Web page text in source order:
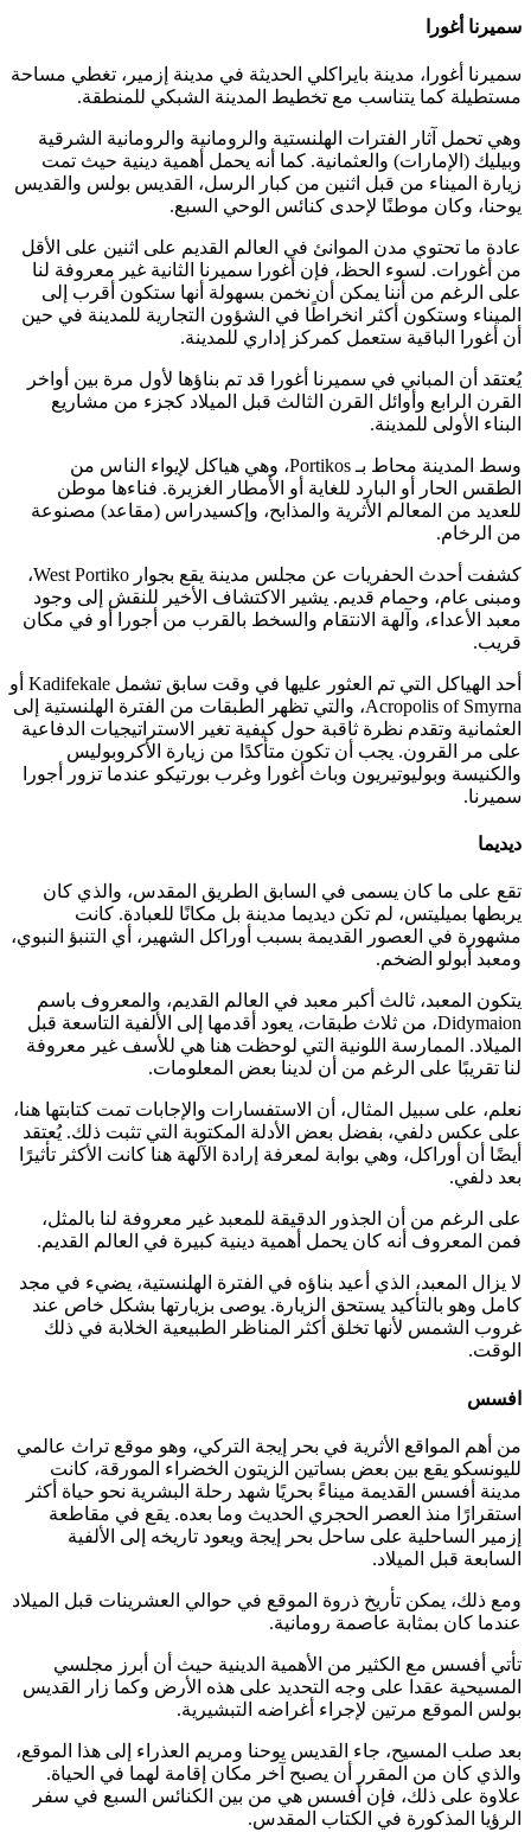
سميرنا أغورا
سميرنا أغورا، مدينة بايراكلي الحديثة في مدينة إزمير، تغطي مساحة
مستطيلة كما يتناسب مع تخطيط المدينة الشبكي للمنطقة.
وهي تحمل آثار الفترات الهلنستية والرومانية والرومانية الشرقية
وبيليك (الإمارات) والعثمانية. كما أنه يحمل أهمية دينية حيث تمت
زيارة الميناء من قبل اثنين من كبار الرسل، القديس بولس والقديس
يوحنا، وكان موطنًا لإحدى كنائس الوحي السبع.
عادة ما تحتوي مدن الموانئ في العالم القديم على اثنين على الأقل
من أغورات. لسوء الحظ، فإن أغورا سميرنا الثانية غير معروفة لنا
على الرغم من أننا يمكن أن نخمن بسهولة أنها ستكون أقرب إلى
الميناء وستكون أكثر انخراطًا في الشؤون التجارية للمدينة في حين
أن أغورا الباقية ستعمل كمركز إداري للمدينة.
يُعتقد أن المباني في سميرنا أغورا قد تم بناؤها لأول مرة بين أواخر
القرن الرابع وأوائل القرن الثالث قبل الميلاد كجزء من مشاريع
البناء الأولى للمدينة.
وسط المدينة محاط بـ Portikos، وهي هياكل لإيواء الناس من
الطقس الحار أو البارد للغاية أو الأمطار الغزيرة. فناءها موطن
للعديد من المعالم الأثرية والمذابح، وإكسيدراس (مقاعد) مصنوعة
من الرخام.
كشفت أحدث الحفريات عن مجلس مدينة يقع بجوار West Portiko،
ومبنى عام، وحمام قديم. يشير الاكتشاف الأخير للنقش إلى وجود
معبد الأعداء، وآلهة الانتقام والسخط بالقرب من أجورا أو في مكان
قريب.
أحد الهياكل التي تم العثور عليها في وقت سابق تشمل Kadifekale أو
Acropolis of Smyrna، والتي تظهر الطبقات من الفترة الهلنستية إلى
العثمانية وتقدم نظرة ثاقبة حول كيفية تغير الاستراتيجيات الدفاعية
على مر القرون. يجب أن تكون متأكدًا من زيارة الأكروبوليس
والكنيسة وبوليوتيريون وباث أغورا وغرب بورتيكو عندما تزور أجورا
سميرنا.
ديديما
تقع على ما كان يسمى في السابق الطريق المقدس، والذي كان
يربطها بميليتس، لم تكن ديديما مدينة بل مكانًا للعبادة. كانت
مشهورة في العصور القديمة بسبب أوراكل الشهير، أي التنبؤ النبوي،
ومعبد أبولو الضخم.
يتكون المعبد، ثالث أكبر معبد في العالم القديم، والمعروف باسم
Didymaion، من ثلاث طبقات، يعود أقدمها إلى الألفية التاسعة قبل
الميلاد. الممارسة اللونية التي لوحظت هنا هي للأسف غير معروفة
لنا تقريبًا على الرغم من أن لدينا بعض المعلومات.
نعلم، على سبيل المثال، أن الاستفسارات والإجابات تمت كتابتها هنا،
على عكس دلفي، بفضل بعض الأدلة المكتوبة التي تثبت ذلك. يُعتقد
أيضًا أن أوراكل، وهي بوابة لمعرفة إرادة الآلهة هنا كانت الأكثر تأثيرًا
بعد دلفي.
على الرغم من أن الجذور الدقيقة للمعبد غير معروفة لنا بالمثل،
فمن المعروف أنه كان يحمل أهمية دينية كبيرة في العالم القديم.
لا يزال المعبد، الذي أعيد بناؤه في الفترة الهلنستية، يضيء في مجد
كامل وهو بالتأكيد يستحق الزيارة. يوصى بزيارتها بشكل خاص عند
غروب الشمس لأنها تخلق أكثر المناظر الطبيعية الخلابة في ذلك
الوقت.
افسس
من أهم المواقع الأثرية في بحر إيجة التركي، وهو موقع تراث عالمي
لليونسكو يقع بين بعض بساتين الزيتون الخضراء المورقة، كانت
مدينة أفسس القديمة ميناءً بحريًا شهد رحلة البشرية نحو حياة أكثر
استقرارًا منذ العصر الحجري الحديث وما بعده. يقع في مقاطعة
إزمير الساحلية على ساحل بحر إيجة ويعود تاريخه إلى الألفية
السابعة قبل الميلاد.
ومع ذلك، يمكن تأريخ ذروة الموقع في حوالي العشرينات قبل الميلاد
عندما كان بمثابة عاصمة رومانية.
تأتي أفسس مع الكثير من الأهمية الدينية حيث أن أبرز مجلسي
المسيحية عقدا على وجه التحديد على هذه الأرض وكما زار القديس
بولس الموقع مرتين لإجراء أغراضه التبشيرية.
بعد صلب المسيح، جاء القديس يوحنا ومريم العذراء إلى هذا الموقع،
والذي كان من المقرر أن يصبح آخر مكان إقامة لهما في الحياة.
علاوة على ذلك، فإن أفسس هي من بين الكنائس السبع في سفر
الرؤيا المذكورة في الكتاب المقدس.